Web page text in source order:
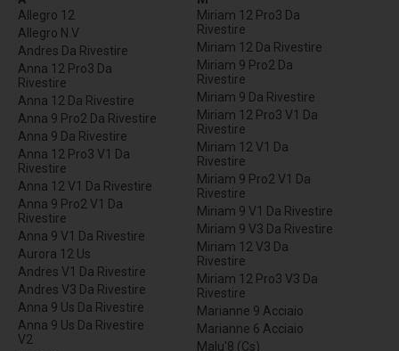
Allegro 12
Allegro N.V
Andres Da Rivestire
Anna 12 Pro3 Da
Rivestire
Anna 12 Da Rivestire
Anna 9 Pro2 Da Rivestire
Anna 9 Da Rivestire
Anna 12 Pro3 V1 Da
Rivestire
Anna 12 V1 Da Rivestire
Anna 9 Pro2 V1 Da
Rivestire
Anna 9 V1 Da Rivestire
Aurora 12 Us
Andres V1 Da Rivestire
Andres V3 Da Rivestire
Anna 9 Us Da Rivestire
Anna 9 Us Da Rivestire
V2
Miriam 12 Pro3 Da
Rivestire
Miriam 12 Da Rivestire
Miriam 9 Pro2 Da
Rivestire
Miriam 9 Da Rivestire
Miriam 12 Pro3 V1 Da
Rivestire
Miriam 12 V1 Da
Rivestire
Miriam 9 Pro2 V1 Da
Rivestire
Miriam 9 V1 Da Rivestire
Miriam 9 V3 Da Rivestire
Miriam 12 V3 Da
Rivestire
Miriam 12 Pro3 V3 Da
Rivestire
Marianne 9 Acciaio
Marianne 6 Acciaio
Malu'8 (Cs)